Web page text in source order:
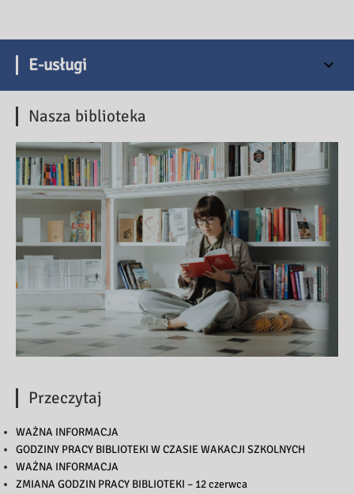
E-usługi
Nasza biblioteka
Przeczytaj
WAŻNA INFORMACJA
GODZINY PRACY BIBLIOTEKI W CZASIE WAKACJI SZKOLNYCH
WAŻNA INFORMACJA
ZMIANA GODZIN PRACY BIBLIOTEKI – 12 czerwca